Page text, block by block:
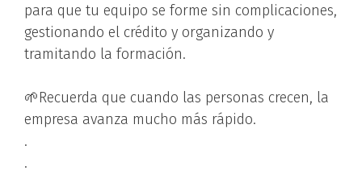
para que tu equipo se forme sin complicaciones,
gestionando el crédito y organizando y
tramitando la formación.
🌱Recuerda que cuando las personas crecen, la
empresa avanza mucho más rápido.
.
.